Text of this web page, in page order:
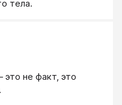
тела.
не факт, это